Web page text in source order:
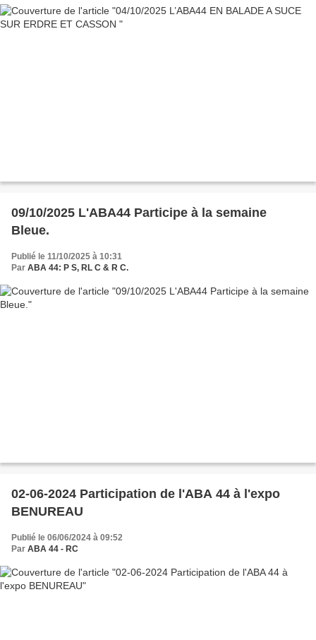
09/10/2025 L'ABA44 Participe à la semaine
Bleue.
Publié le 11/10/2025 à 10:31
Par ABA 44: P S, RL C & R C.
02-06-2024 Participation de l'ABA 44 à l'expo
BENUREAU
Publié le 06/06/2024 à 09:52
Par ABA 44 - RC